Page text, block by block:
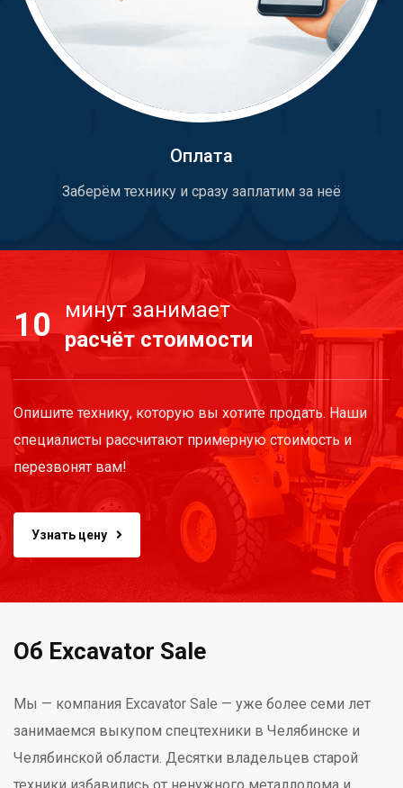
Оплата
Заберём технику и сразу заплатим за неё
10
минут занимает
расчёт стоимости
Опишите технику, которую вы хотите продать. Наши
специалисты рассчитают примерную стоимость и
перезвонят вам!
Узнать цену
Об Excavator Sale
Мы — компания Excavator Sale — уже более семи лет
занимаемся выкупом спецтехники в Челябинске и
Челябинской области. Десятки владельцев старой